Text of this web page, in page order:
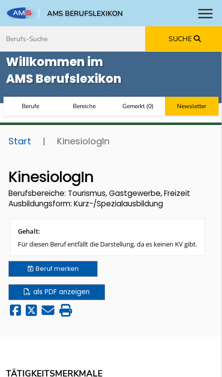
AMS BERUFSLEXIKON
SUCHE
Willkommen im
AMS Berufslexikon
Berufe Bereiche Gemerkt(0) Newsletter
Start | KinesiologIn
KinesiologIn
Berufsbereiche: Tourismus, Gastgewerbe, Freizeit
Ausbildungsform: Kurz-/Spezialausbildung
Gehalt:
Für diesen Beruf entfällt die Darstellung, da es keinen KV gibt.
Berufmerken
als PDF anzeigen
TÄTIGKEITSMERKMALE